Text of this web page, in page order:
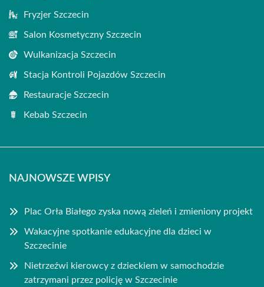
Fryzjer Szczecin
Salon Kosmetyczny Szczecin
Wulkanizacja Szczecin
Stacja Kontroli Pojazdów Szczecin
Restauracje Szczecin
Kebab Szczecin
NAJNOWSZE WPISY
Plac Orła Białego zyska nową zieleń i zmieniony projekt
Wakacyjne spotkanie edukacyjne dla dzieci w
Szczecinie
Nietrzeźwi kierowcy z dzieckiem w samochodzie
zatrzymani przez policję w Szczecinie